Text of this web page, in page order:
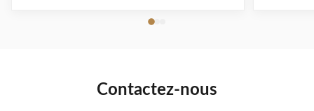
multi-protection et une garantie de 1 à 3 ans. Prend
Contactez-nous